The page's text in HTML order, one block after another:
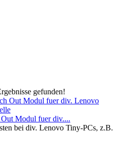
gefunden!
Modul fuer div....
bei div. Lenovo Tiny-PCs, z.B.